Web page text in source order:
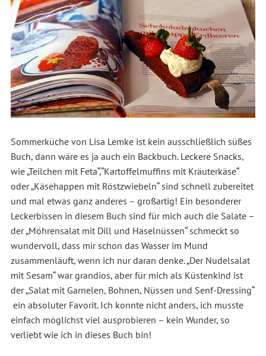
Sommerküche von Lisa Lemke ist kein ausschließlich süßes
Buch, dann wäre es ja auch ein Backbuch. Leckere Snacks,
wie „Teilchen mit Feta“,“Kartoffelmuffins mit Kräuterkäse“
oder „Käsehappen mit Röstzwiebeln“ sind schnell zubereitet
und mal etwas ganz anderes – großartig! Ein besonderer
Leckerbissen in diesem Buch sind für mich auch die Salate –
der „Möhrensalat mit Dill und Haselnüssen“ schmeckt so
wundervoll, dass mir schon das Wasser im Mund
zusammenläuft, wenn ich nur daran denke. „Der Nudelsalat
mit Sesam“ war grandios, aber für mich als Küstenkind ist
der „Salat mit Garnelen, Bohnen, Nüssen und Senf-Dressing“
ein absoluter Favorit. Ich konnte nicht anders, ich musste
einfach möglichst viel ausprobieren – kein Wunder, so
verliebt wie ich in dieses Buch bin!